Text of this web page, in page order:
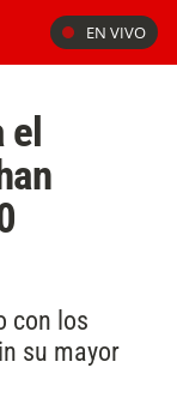
EN VIVO
el
con los
su mayor